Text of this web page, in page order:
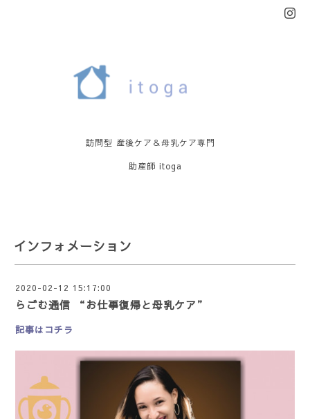
訪問型 産後ケア＆母乳ケア専門
助産師 itoga
インフォメーション
2020-02-12 15:17:00
らごむ通信 “お仕事復帰と母乳ケア”
記事はコチラ